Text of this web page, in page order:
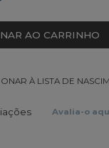
AO CARRINHO
À LISTA DE
Avalia-o